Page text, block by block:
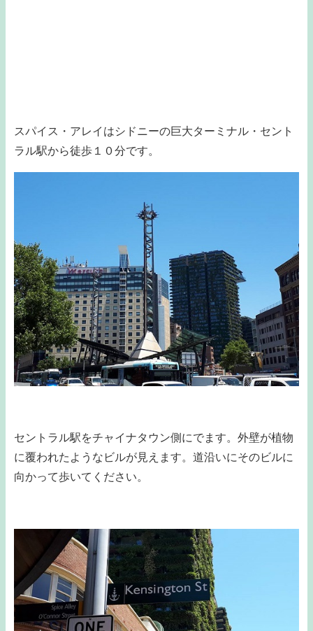
スパイス・アレイはシドニーの巨大ターミナル・セント
ラル駅から徒歩１０分です。
セントラル駅をチャイナタウン側にでます。外壁が植物
に覆われたようなビルが見えます。道沿いにそのビルに
向かって歩いてください。